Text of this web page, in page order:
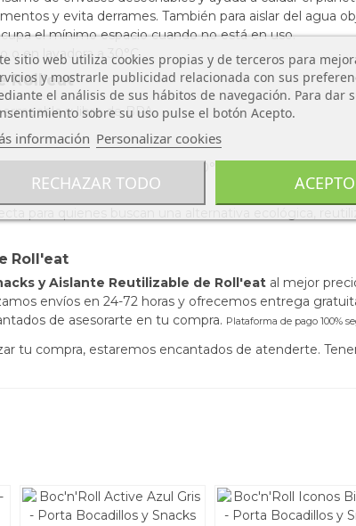
y evita derrames. También para aislar del agua
el mínimo espacio cuando no está en uso.
o en lavadora a 30°C.
Roll’eat
y libre de BPA.
lavadora a un máximo de 30°C.
objetos personales.
para quienes buscan una alternativa ecológica,
Roll'eat
y Aislante Reutilizable de Roll'eat al mejor
envíos en 24-72 horas y ofrecemos entrega
de asesorarte en tu compra. Plataforma de pago 100%
tu compra, estaremos encantados de atenderte.
sitio web utiliza cookies propias y de terceros para
y mostrarle publicidad relacionada con sus
el análisis de sus hábitos de navegación. Para dar
sobre su uso pulse el botón Acepto.
información Personalizar cookies
RECHAZAR TODO ACEPTO